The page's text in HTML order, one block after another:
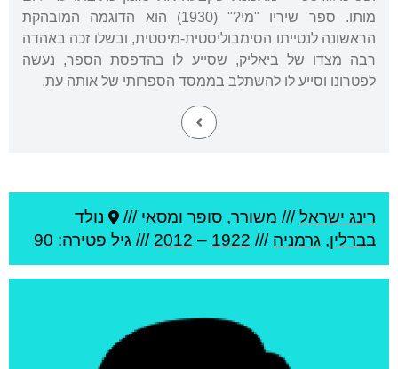
מותו. ספר שיריו "מי?" (1930) הוא הדוגמה המובהקת
הראשונה לנטייתו הסימבוליסטית-מיסטית, ובשלו זכה באהדה
רבה מצדו של ביאליק, שסייע לו בהדפסת הספר, נעשה
לפטרונו וסייע לו להשתלב בממסד הספרותי של אותה עת.
רינג ישראל/// משורר, סופר ומסאי ///
נולד
בברלין, גרמניה ///
1922
–
2012 /// גיל פטירה: 90